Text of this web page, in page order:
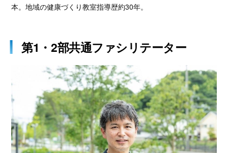
本。地域の健康づくり教室指導歴約30年。
第1・2部共通ファシリテーター